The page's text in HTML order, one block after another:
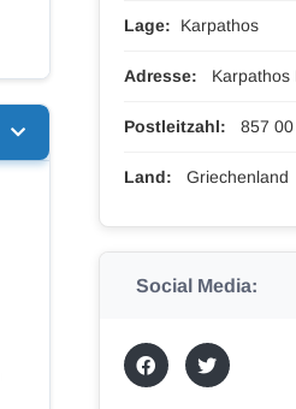
Lage: Karpathos
Adresse: Karpathos
Postleitzahl: 857 00
Land: Griechenland
Social Media: